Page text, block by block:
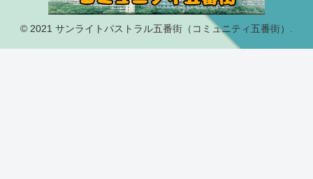
© 2021 サンライトパストラル五番街（コミュニティ五番街）.